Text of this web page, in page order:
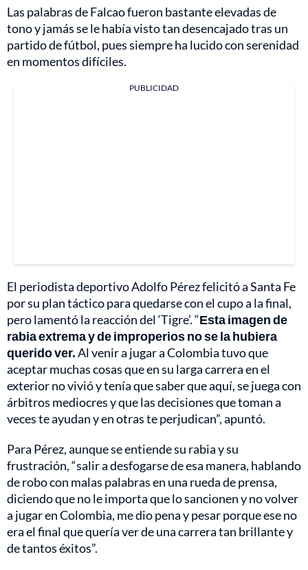
Las palabras de Falcao fueron bastante elevadas de
tono y jamás se le había visto tan desencajado tras un
partido de fútbol, pues siempre ha lucido con serenidad
en momentos difíciles.
PUBLICIDAD
El periodista deportivo Adolfo Pérez felicitó a Santa Fe
por su plan táctico para quedarse con el cupo a la final,
pero lamentó la reacción del ‘Tigre’. “Esta imagen de
rabia extrema y de improperios no se la hubiera
querido ver.Al venir a jugar a Colombia tuvo que
aceptar muchas cosas que en su larga carrera en el
exterior no vivió y tenía que saber que aquí, se juega con
árbitros mediocres y que las decisiones que toman a
veces te ayudan y en otras te perjudican”, apuntó.
Para Pérez, aunque se entiende su rabia y su
frustración, “salir a desfogarse de esa manera, hablando
de robo con malas palabras en una rueda de prensa,
diciendo que no le importa que lo sancionen y no volver
a jugar en Colombia, me dio pena y pesar porque ese no
era el final que quería ver de una carrera tan brillante y
de tantos éxitos”.